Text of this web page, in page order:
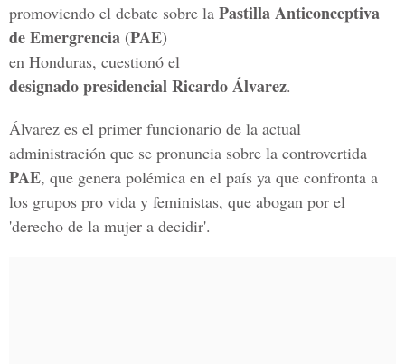
promoviendo el debate sobre la Pastilla Anticonceptiva
de Emergrencia (PAE)
en Honduras, cuestionó el
designado presidencial Ricardo Álvarez.
Álvarez es el primer funcionario de la actual
administración que se pronuncia sobre la controvertida
PAE, que genera polémica en el país ya que confronta a
los grupos pro vida y feministas, que abogan por el
'derecho de la mujer a decidir'.